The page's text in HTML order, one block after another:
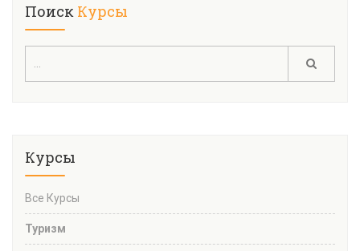
Поиск Курсы
Курсы
Все Курсы
Туризм